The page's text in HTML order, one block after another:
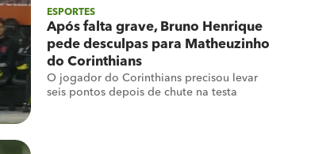
ESPORTES
Após falta grave, Bruno Henrique
pede desculpas para Matheuzinho
do Corinthians
O jogador do Corinthians precisou levar
seis pontos depois de chute na testa